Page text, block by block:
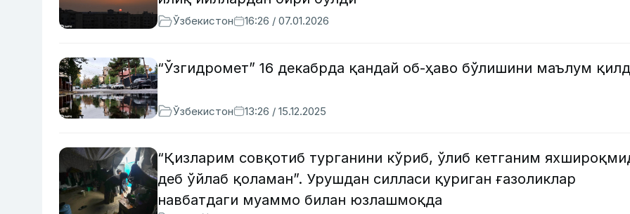
Ўзбекистон 16:26 / 07.01.2026
“Ўзгидромет” 16 декабрда қандай об-ҳаво бўлишини маълум
Ўзбекистон 13:26 / 15.12.2025
“Қизларим совқотиб турганини кўриб, ўлиб кетганим
деб ўйлаб қоламан”. Урушдан силласи қуриган ғазоликлар
навбатдаги муаммо билан юзлашмоқда